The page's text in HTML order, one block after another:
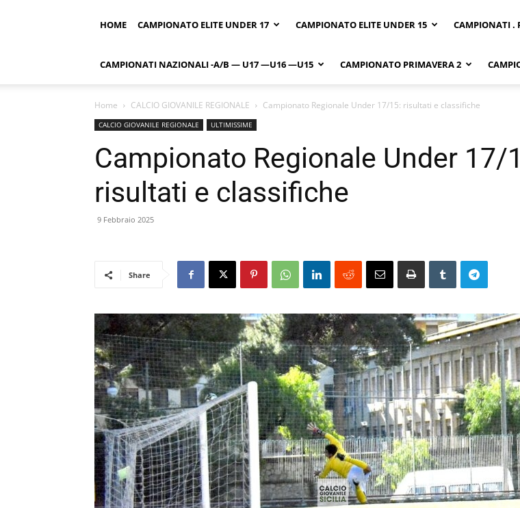
HOME CAMPIONATO ELITE UNDER 17 CAMPIONATO ELITE UNDER 15 CAMPIONATI
CAMPIONATI NAZIONALI -A/B — U17 —U16 —U15 CAMPIONATO PRIMAVERA 2
Home CALCIO GIOVANILE REGIONALE Campionato Regionale Under 17/15: risultati e classifiche
CALCIO GIOVANILE REGIONALE ULTIMISSIME
Campionato Regionale Under 17/
risultati e classifiche
9 Febbraio 2025
Share